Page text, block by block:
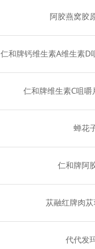
阿胶燕窝胶
仁和牌钙维生素A维生素D
仁和牌维生素C咀
蝉花
仁和牌阿
苁融红牌肉
代代发